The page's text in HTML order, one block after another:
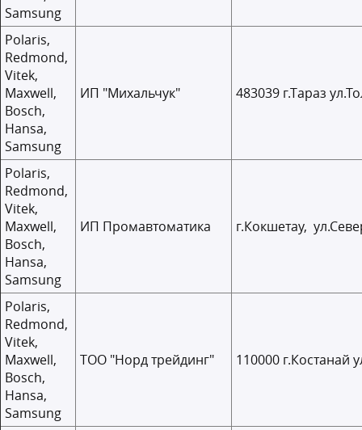
Samsung
Polaris,
Redmond,
Vitek,
Maxwell,
Bosch,
Hansa,
Samsung
ИП "Михальчук" 483039 г.Тараз
Polaris,
Redmond,
Vitek,
Maxwell,
Bosch,
Hansa,
Samsung
ИП Промавтоматика г.Кокшетау,
Polaris,
Redmond,
Vitek,
Maxwell,
Bosch,
Hansa,
Samsung
ТОО "Норд трейдинг" 110000 г.Костанай